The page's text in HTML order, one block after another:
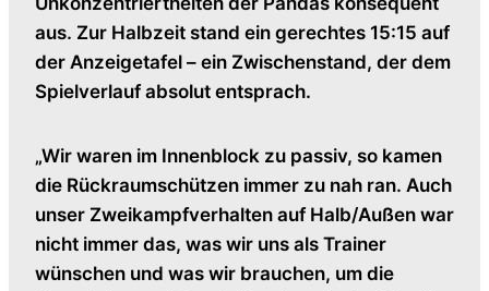
aus. Zur Halbzeit stand ein gerechtes 15:15 auf
der Anzeigetafel – ein Zwischenstand, der dem
Spielverlauf absolut entsprach.
„Wir waren im Innenblock zu passiv, so kamen
die Rückraumschützen immer zu nah ran. Auch
unser Zweikampfverhalten auf Halb/Außen war
nicht immer das, was wir uns als Trainer
wünschen und was wir brauchen, um die